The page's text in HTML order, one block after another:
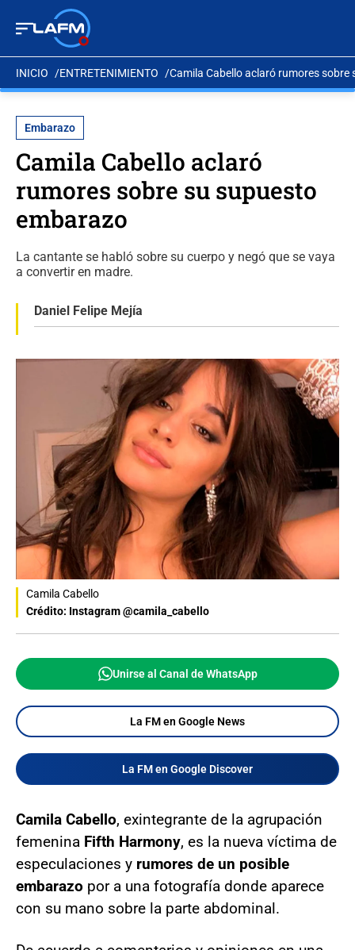
INICIO ENTRETENIMIENTO Camila Cabello aclaró rumores
Embarazo
Camila Cabello aclaró
rumores sobre su supuesto
embarazo
La cantante se habló sobre su cuerpo y negó que se vaya
a convertir en madre.
Daniel Felipe Mejía
Camila Cabello
Crédito: Instagram @camila_cabello
Unirse al Canal de WhatsApp
La FM en Google News
La FM en Google Discover
Camila Cabello, exintegrante de la agrupación
femenina Fifth Harmony, es la nueva víctima de
especulaciones y rumores de un posible
embarazo por a una fotografía donde aparece
con su mano sobre la parte abdominal.